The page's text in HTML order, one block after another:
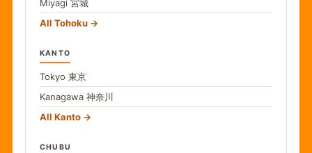
Miyagi 宮城
All Tohoku
KANTO
Tokyo 東京
Kanagawa 神奈川
All Kanto
CHUBU